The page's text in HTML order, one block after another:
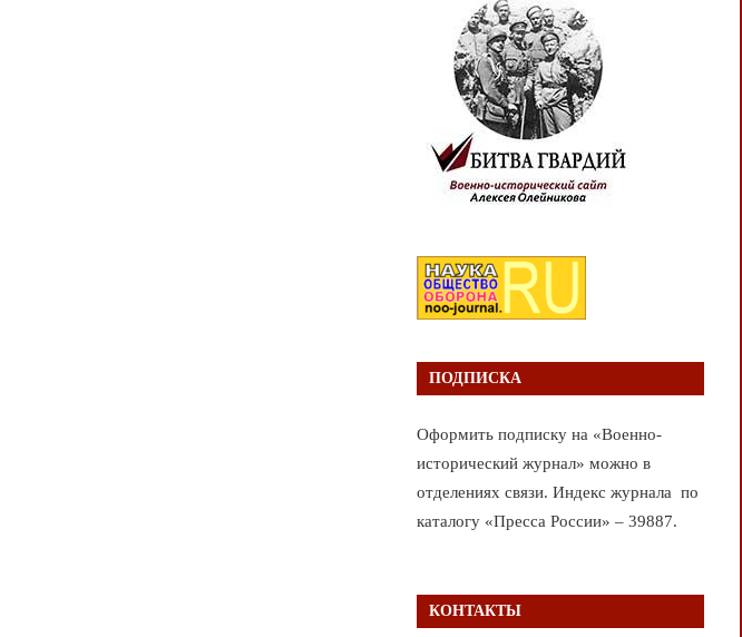
ПОДПИСКА
Оформить подписку на «Военно-
исторический журнал» можно в
отделениях связи. Индекс журнала по
каталогу «Пресса России» – 39887.
КОНТАКТЫ